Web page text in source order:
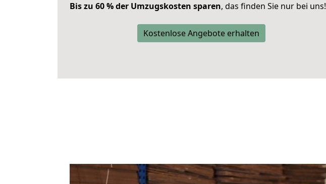
Bis zu 60 % der Umzugskosten sparen, das finden Sie nur bei uns!
Kostenlose Angebote erhalten